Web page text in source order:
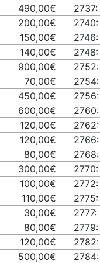
490,00€ 2737:
200,00€ 2740:
150,00€ 2746:
140,00€ 2748:
900,00€ 2752:
70,00€ 2754:
450,00€ 2756:
600,00€ 2760:
120,00€ 2762:
120,00€ 2766:
80,00€ 2768:
300,00€ 2770:
100,00€ 2772:
110,00€ 2775:
30,00€ 2777:
80,00€ 2779:
120,00€ 2782:
500,00€ 2784: